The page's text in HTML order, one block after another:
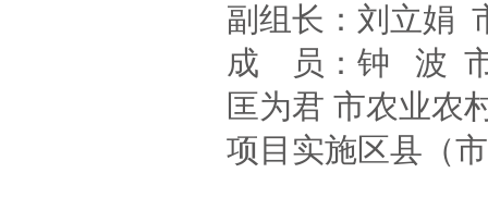
副组长：刘立娟
成 员：钟 波 市
匡为君 市农业农
项目实施区县（